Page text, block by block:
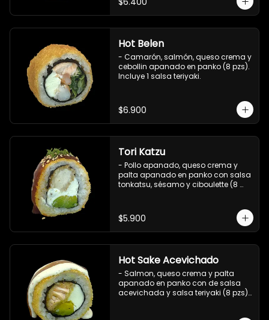
Hot Belen
- Camarón, salmón, queso crema y
cebollin apanado en panko (8 pzs).
Incluye 1 salsa teriyaki.
$6.900
Tori Katzu
- Pollo apanado, queso crema y
palta apanado en panko con salsa
tonkatsu, sésamo y ciboulette (8
$5.900
Hot Sake Acevichado
- Salmon, queso crema y palta
apanado en panko con de salsa
acevichada y salsa teriyaki (8 pzs).